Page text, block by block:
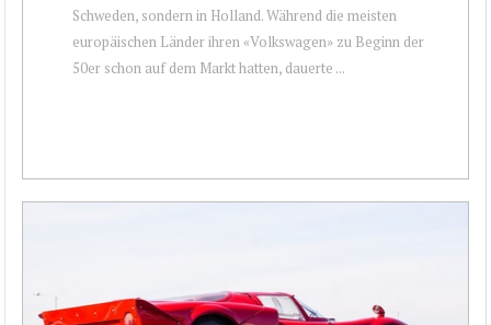
Schweden, sondern in Holland. Während die meisten
europäischen Länder ihren «Volkswagen» zu Beginn der
50er schon auf dem Markt hatten, dauerte ...